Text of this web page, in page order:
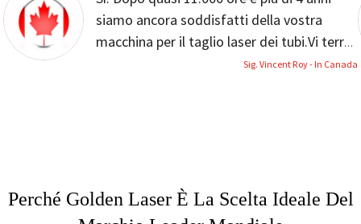
siamo ancora soddisfatti della vostra
macchina per il taglio laser dei tubi.Vi terrò
informati se avete bisogno di ulteriori
Sig. Vincent Roy - In Canada
Perché Golden Laser È La Scelta Ideale Del